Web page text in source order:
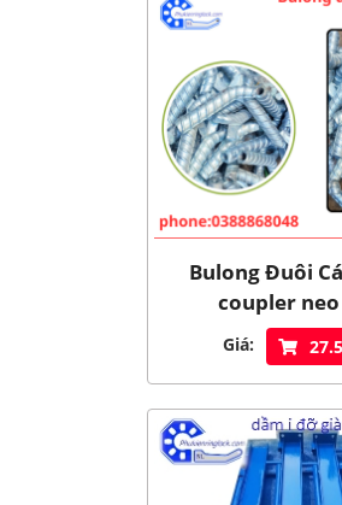
Bulong Đuôi
coupler
Giá: